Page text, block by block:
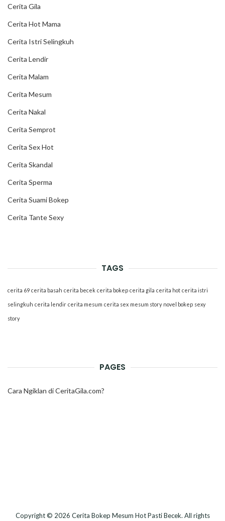
Cerita Gila
Cerita Hot Mama
Cerita Istri Selingkuh
Cerita Lendir
Cerita Malam
Cerita Mesum
Cerita Nakal
Cerita Semprot
Cerita Sex Hot
Cerita Skandal
Cerita Sperma
Cerita Suami Bokep
Cerita Tante Sexy
TAGS
cerita 69 cerita basah cerita becek cerita bokep cerita gila cerita hot cerita istri
selingkuh cerita lendir cerita mesum cerita sex mesum story novel bokep sexy
story
PAGES
Cara Ngiklan di CeritaGila.com?
Copyright © 2026 Cerita Bokep Mesum Hot Pasti Becek. All rights